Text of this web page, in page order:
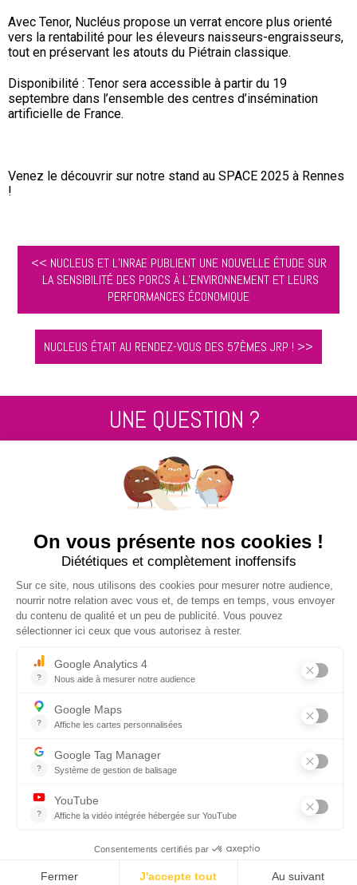
Avec Tenor, Nucléus propose un verrat encore plus orienté
vers la rentabilité pour les éleveurs naisseurs-engraisseurs,
tout en préservant les atouts du Piétrain classique.
Disponibilité : Tenor sera accessible à partir du 19
septembre dans l’ensemble des centres d’insémination
artificielle de France.
Venez le découvrir sur notre stand au SPACE 2025 à Rennes
!
<< NUCLEUS ET L’INRAE PUBLIENT UNE NOUVELLE ÉTUDE SUR
LA SENSIBILITÉ DES PORCS À L’ENVIRONNEMENT ET LEURS
PERFORMANCES ÉCONOMIQUE
NUCLEUS ÉTAIT AU RENDEZ-VOUS DES 57ÈMES JRP ! >>
UNE QUESTION ?
Contactez nous au
ENVOYEZ-NOUS UN MESSAGE !
NUCLEUS - S.A.S.
7, rue des Orchidées Le Bourg Nouveau
FR35650 LE RHEU - FRANCE
+33 2 99 14 64 81
ABONNEZ-VOUS À NOTRE NEWSLETTER
S'INSCRIRE
RÉSEAUX SOCIAUX
Politique de confidentialité -
Politique de cookie